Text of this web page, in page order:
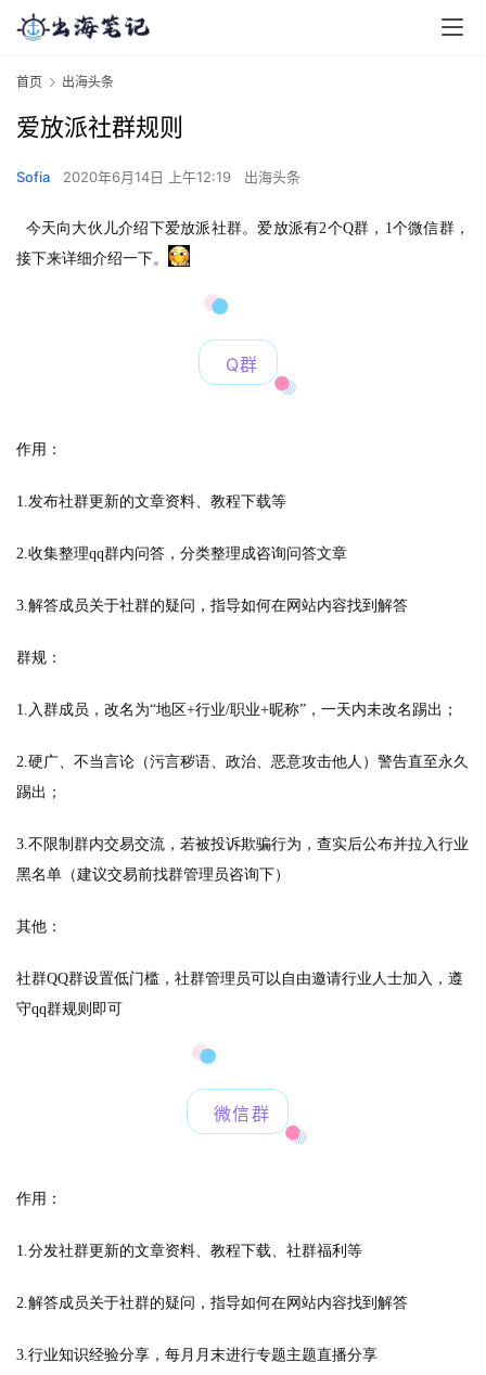
首页 出海头条
爱放派社群规则
Sofia 2020年6月14日 上午12:19 出海头条
今天向大伙儿介绍下爱放派社群。爱放派有2个Q群，1个微信群，
接下来详细介绍一下。
Q群
作用：
1. 发布社群更新的文章资料、教程下载等
2.收集整理qq群内问答，分类整理成咨询问答文章
3.解答成员关于社群的疑问，指导如何在网站内容找到解答
群规：
1.入群成员，改名为“地区+行业/职业+昵称”，一天内未改名踢出；
2.硬广、不当言论（污言秽语、政治、恶意攻击他人）警告直至永久
踢出；
3.不限制群内交易交流，若被投诉欺骗行为，查实后公布并拉入行业
黑名单（建议交易前找群管理员咨询下）
其他：
社群QQ群设置低门槛，社群管理员可以自由邀请行业人士加入，遵
守qq群规则即可
微信群
作用：
1.分发社群更新的文章资料、教程下载、社群福利等
2.解答成员关于社群的疑问，指导如何在网站内容找到解答
3.行业知识经验分享，每月月末进行专题主题直播分享